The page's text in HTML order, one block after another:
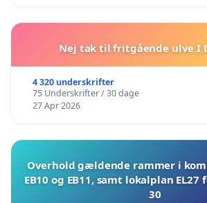
Nej tak til fritgående ulve I
4 320 underskrifter
75 Underskrifter / 30 dage
27 Apr 2026
Overhold gældende rammer i
EB10 og EB11, samt lokalplan EL27
30